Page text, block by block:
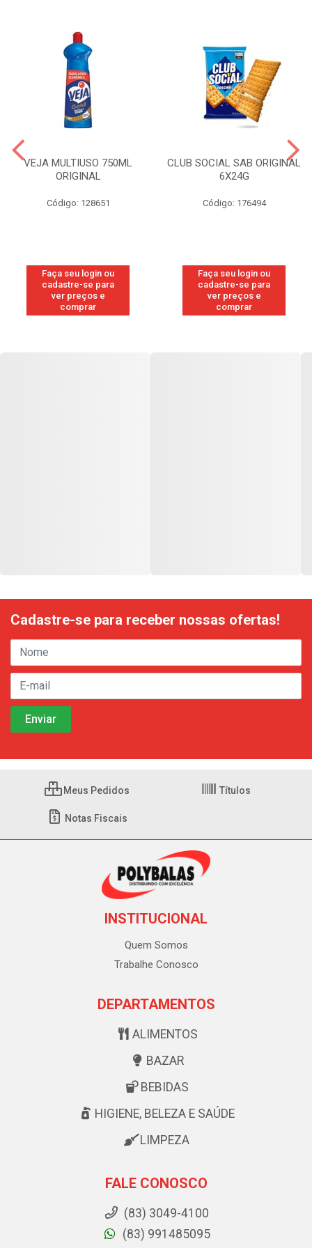
VEJA MULTIUSO 750ML
ORIGINAL
Código: 128651
Faça seu login ou
cadastre-se para
ver preços e
comprar
CLUB SOCIAL SAB ORIGINAL
6X24G
Código: 176494
Faça seu login ou
cadastre-se para
ver preços e
comprar
Cadastre-se para receber nossas ofertas!
Meus Pedidos Títulos
Notas Fiscais
INSTITUCIONAL
Quem Somos
Trabalhe Conosco
DEPARTAMENTOS
ALIMENTOS
BAZAR
BEBIDAS
HIGIENE, BELEZA E SAÚDE
LIMPEZA
FALE CONOSCO
(83) 3049-4100
(83) 991485095